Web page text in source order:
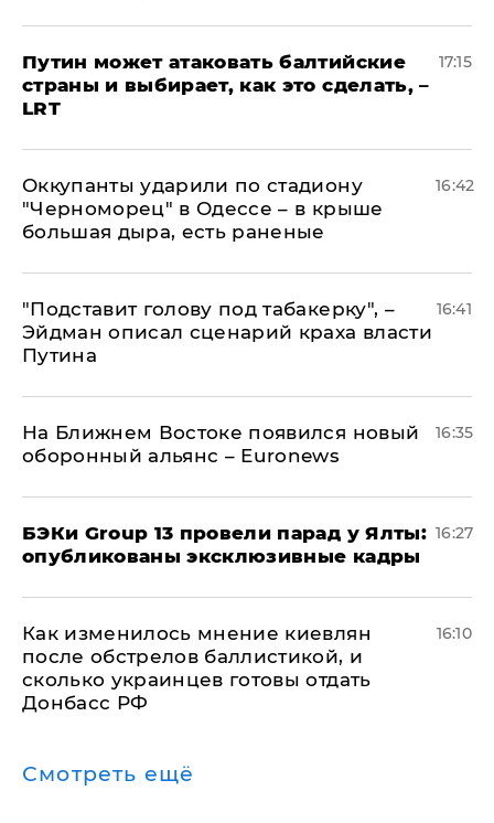
Путин может атаковать балтийские
страны и выбирает, как это сделать, –
LRT
17:15
Оккупанты ударили по стадиону
"Черноморец" в Одессе – в крыше
большая дыра, есть раненые
16:42
​"Подставит голову под табакерку", –
Эйдман описал сценарий краха власти
Путина
16:41
На Ближнем Востоке появился новый
оборонный альянс – Euronews
16:35
​БЭКи Group 13 провели парад у Ялты:
опубликованы эксклюзивные кадры
16:27
Как изменилось мнение киевлян
после обстрелов баллистикой, и
сколько украинцев готовы отдать
Донбасс РФ
16:10
Смотреть ещё